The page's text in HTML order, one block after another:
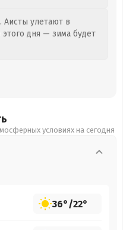
Аисты улетают в
дня — зима будет
условиях на сегодня
36°/22°